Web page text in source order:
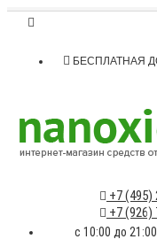
БЕСПЛАТНАЯ
+7 (495)
+7 (926)
c 10:00 до